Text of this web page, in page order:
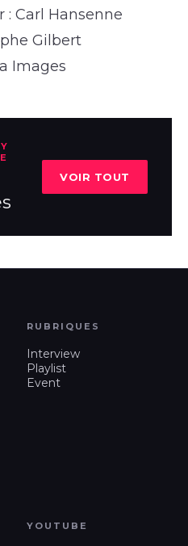
Carl Hansenne
Gilbert
Images
VOIR TOUT
RUBRIQUES
Interview
Playlist
Event
YOUTUBE